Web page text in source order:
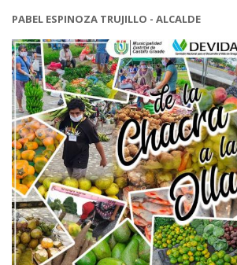
PABEL ESPINOZA TRUJILLO - ALCALDE